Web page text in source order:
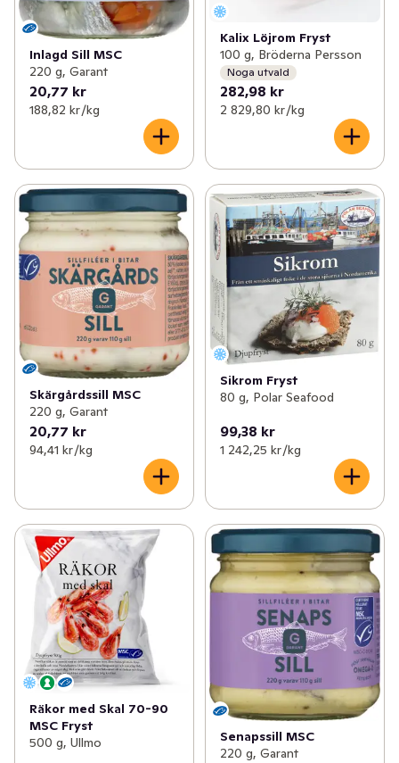
Inlagd Sill MSC
220 g, Garant
20,77 kr
188,82 kr /kg
Kalix Löjrom Fryst
100 g, Bröderna Persson
Noga utvald
282,98 kr
2 829,80 kr /kg
Skärgårdssill MSC
220 g, Garant
20,77 kr
94,41 kr /kg
Sikrom Fryst
80 g, Polar Seafood
99,38 kr
1 242,25 kr /kg
Räkor med Skal 70-90
MSC Fryst
500 g, Ullmo
Senapssill MSC
220 g, Garant